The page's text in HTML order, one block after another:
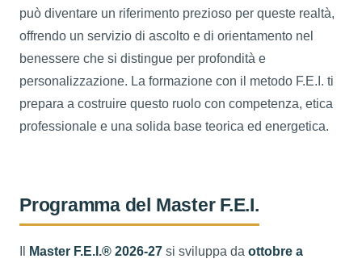
può diventare un riferimento prezioso per queste realtà,
offrendo un servizio di ascolto e di orientamento nel
benessere che si distingue per profondità e
personalizzazione. La formazione con il metodo F.E.I. ti
prepara a costruire questo ruolo con competenza, etica
professionale e una solida base teorica ed energetica.
Programma del Master F.E.I.
Master F.E.I.® 2026-27 si sviluppa da ottobre a